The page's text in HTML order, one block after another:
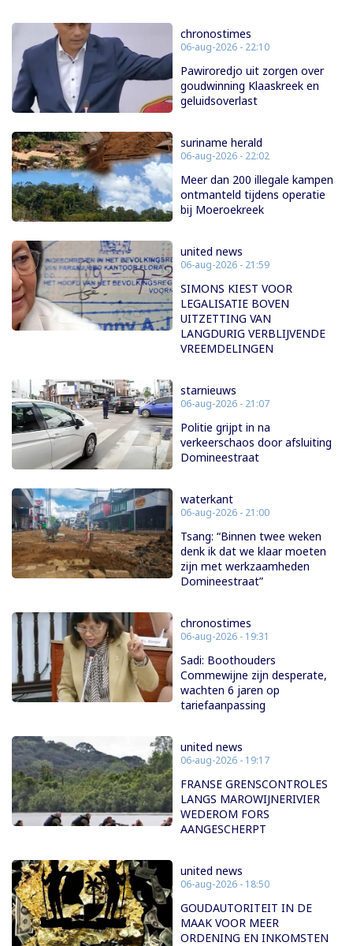
chronostimes
06-aug-2026 - 22:10
Pawiroredjo uit zorgen over
goudwinning Klaaskreek en
geluidsoverlast
suriname herald
06-aug-2026 - 22:02
Meer dan 200 illegale kampen
ontmanteld tijdens operatie
bij Moeroekreek
united news
06-aug-2026 - 21:59
SIMONS KIEST VOOR
LEGALISATIE BOVEN
UITZETTING VAN
LANGDURIG VERBLIJVENDE
VREEMDELINGEN
starnieuws
06-aug-2026 - 21:07
Politie grijpt in na
verkeerschaos door afsluiting
Domineestraat
waterkant
06-aug-2026 - 21:00
Tsang: “Binnen twee weken
denk ik dat we klaar moeten
zijn met werkzaamheden
Domineestraat”
chronostimes
06-aug-2026 - 19:31
Sadi: Boothouders
Commewijne zijn desperate,
wachten 6 jaren op
tariefaanpassing
united news
06-aug-2026 - 19:17
FRANSE GRENSCONTROLES
LANGS MAROWIJNERIVIER
WEDEROM FORS
AANGESCHERPT
united news
06-aug-2026 - 18:50
GOUDAUTORITEIT IN DE
MAAK VOOR MEER
ORDENING EN INKOMSTEN